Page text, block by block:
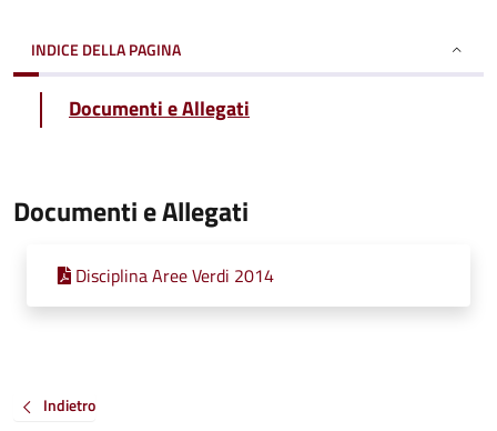
INDICE DELLA PAGINA
Documenti e Allegati
Documenti e Allegati
Disciplina Aree Verdi 2014
Indietro